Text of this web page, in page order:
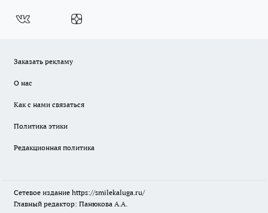
Заказать рекламу
О нас
Как с нами связаться
Политика этики
Редакционная политика
Сетевое издание https://smilekaluga.ru/
Главный редактор: Панюкова А.А.